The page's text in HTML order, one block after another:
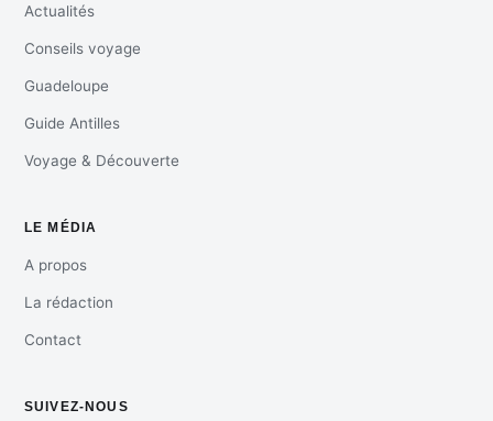
Actualités
Conseils voyage
Guadeloupe
Guide Antilles
Voyage & Découverte
LE MÉDIA
A propos
La rédaction
Contact
SUIVEZ-NOUS